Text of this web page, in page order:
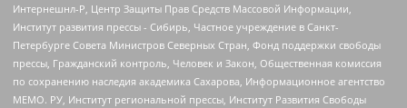
Интернешнл-Р, Центр Защиты Прав Средств Массовой Информации,
Институт развития прессы - Сибирь, Частное учреждение в Санкт-
Петербурге Совета Министров Северных Стран, Фонд поддержки свободы
прессы, Гражданский контроль, Человек и Закон, Общественная комиссия
по сохранению наследия академика Сахарова, Информационное агентство
МЕМО. РУ, Институт региональной прессы, Институт Развития Свободы